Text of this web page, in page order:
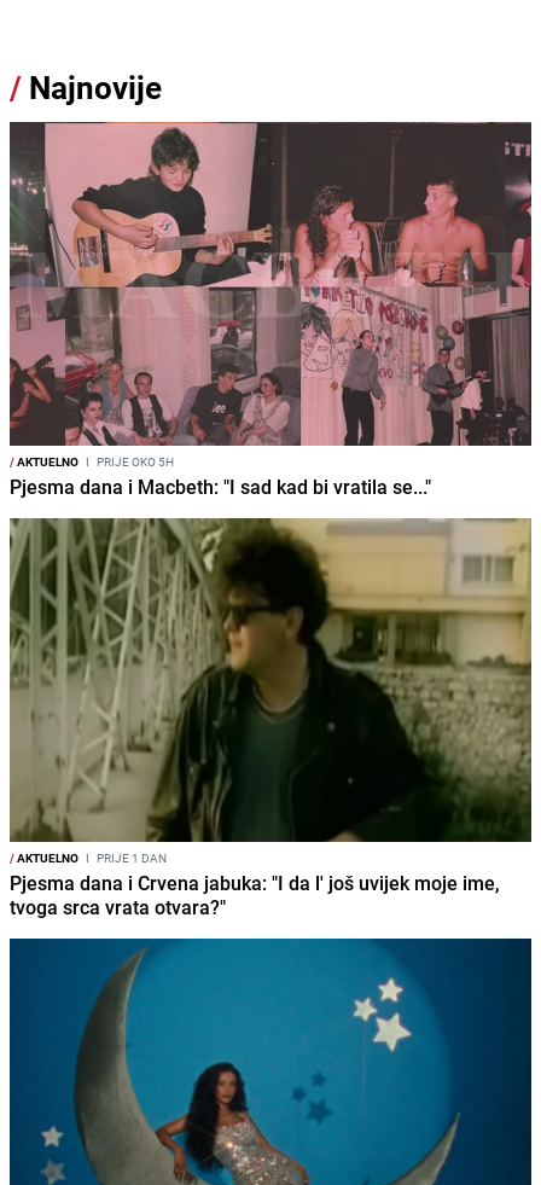
/ Najnovije
/AKTUELNO I PRIJE OKO 5H
Pjesma dana i Macbeth: "I sad kad bi vratila se..."
/AKTUELNO I PRIJE 1 DAN
Pjesma dana i Crvena jabuka: "I da l' još uvijek moje ime,
tvoga srca vrata otvara?"